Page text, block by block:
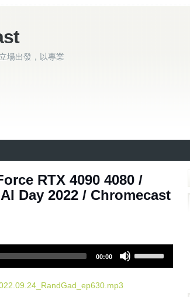
場出發，以專業
RTX 4090 4080 /
Day 2022 / Chromecast
00:00
s